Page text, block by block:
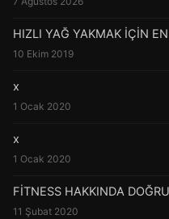
HIZLI YAĞ YAKMAK İÇİN
10 Ekim 2019
x
1 Ocak 2020
x
1 Ocak 2020
FİTNESS HAKKINDA
11 Şubat 2020